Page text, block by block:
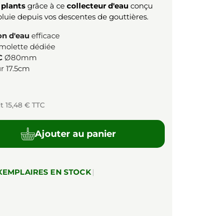
plants grâce à ce collecteur d'eau conçu
depuis vos descentes de gouttières.
d'eau efficace
dédiée
Ø80mm
17.5cm
15,48 € TTC
Ajouter au panier
EN STOCK |